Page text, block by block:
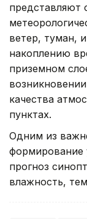
представляют
ветер, туман,
накоплению
приземном
качества
пунктах.
Одним из
формирование
прогноз
влажность,